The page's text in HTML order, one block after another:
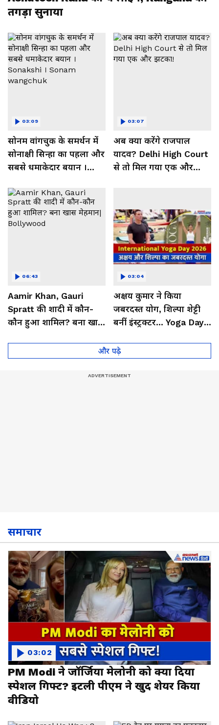
तगड़ा सुनाया
सोनम वांगचुक के समर्थन में
सोनाक्षी सिन्हा का पहला और
सबसे धमाकेदार बयान ।
wangchuk
03:09
अब क्या करेंगे राजपाल
यादव? Delhi High Court
से तो मिल गया एक और
03:07
Aamir Khan, Gauri
Spratt की शादी में कौन-
कौन हुआ शामिल? बना खास
06:43
अक्षय कुमार ने किया
जबरदस्त योग, शिल्पा शेट्टी
बनीं इंस्ट्रक्टर... Yoga Day
03:04
और पढ़े
समाचार
PM Modi ने जॉर्जिया मेलोनी को क्या दिया
स्पेशल गिफ्ट? इटली पीएम ने खुद शेयर किया
वीडियो
03:02